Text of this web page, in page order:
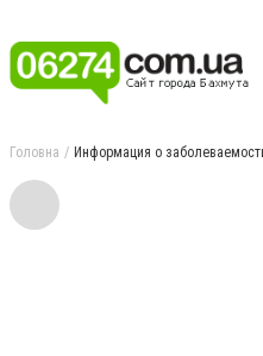
Головна Информация о